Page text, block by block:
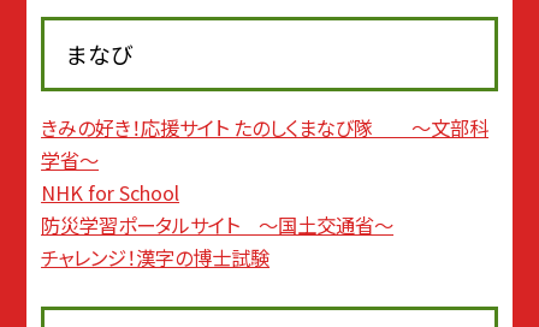
まなび
きみの好き！応援サイト たのしくまなび隊 〜文部科
学省〜
NHK for School
防災学習ポータルサイト 〜国土交通省〜
チャレンジ！漢字の博士試験